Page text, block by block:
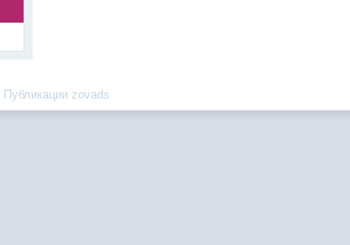
Публикации zovads